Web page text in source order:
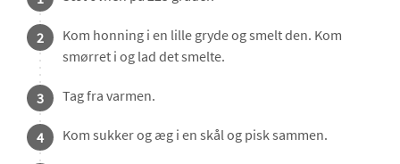
2
Kom honning i en lille gryde og smelt den. Kom
smørret i og lad det smelte.
3 Tag fra varmen.
4 Kom sukker og æg i en skål og pisk sammen.